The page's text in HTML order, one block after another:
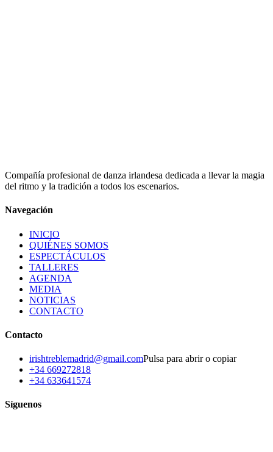
NOTICIAS
Compañía profesional de danza irlandesa dedicada a llevar la magia
del ritmo y la tradición a todos los escenarios.
Navegación
INICIO
QUIÉNES SOMOS
ESPECTÁCULOS
TALLERES
AGENDA
MEDIA
NOTICIAS
CONTACTO
Contacto
irishtreblemadrid@gmail.comPulsa para abrir o copiar
+34 669272818
+34 633641574
Síguenos